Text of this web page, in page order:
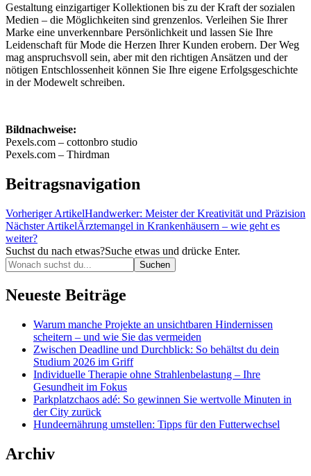
Gestaltung einzigartiger Kollektionen bis zu der Kraft der sozialen
Medien – die Möglichkeiten sind grenzenlos. Verleihen Sie Ihrer
Marke eine unverkennbare Persönlichkeit und lassen Sie Ihre
Leidenschaft für Mode die Herzen Ihrer Kunden erobern. Der Weg
mag anspruchsvoll sein, aber mit den richtigen Ansätzen und der
nötigen Entschlossenheit können Sie Ihre eigene Erfolgsgeschichte
in der Modewelt schreiben.
Bildnachweise:
Pexels.com – cottonbro studio
Pexels.com – Thirdman
Beitragsnavigation
Vorheriger ArtikelHandwerker: Meister der Kreativität und Präzision
Nächster ArtikelÄrztemangel in Krankenhäusern – wie geht es
weiter?
Suchst du nach etwas?Suche etwas und drücke Enter.
Neueste Beiträge
Warum manche Projekte an unsichtbaren Hindernissen
scheitern – und wie Sie das vermeiden
Zwischen Deadline und Durchblick: So behältst du dein
Studium 2026 im Griff
Individuelle Therapie ohne Strahlenbelastung – Ihre
Gesundheit im Fokus
Parkplatzchaos adé: So gewinnen Sie wertvolle Minuten in
der City zurück
Hundeernährung umstellen: Tipps für den Futterwechsel
Archiv